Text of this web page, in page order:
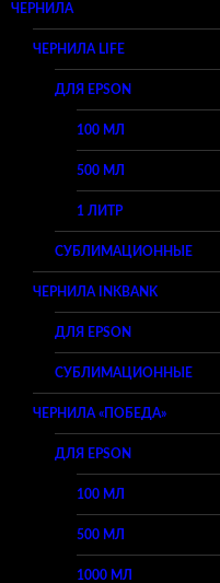
ЧЕРНИЛА
ЧЕРНИЛА LIFE
ДЛЯ EPSON
100 МЛ
500 МЛ
1 ЛИТР
СУБЛИМАЦИОННЫЕ
ЧЕРНИЛА INKBANK
ДЛЯ EPSON
СУБЛИМАЦИОННЫЕ
ЧЕРНИЛА «ПОБЕДА»
ДЛЯ EPSON
100 МЛ
500 МЛ
1000 МЛ